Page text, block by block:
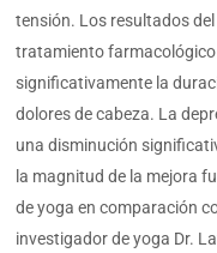
tensión. Los resultados
tratamiento
significativamente la
dolores de cabeza. La
una disminución
la magnitud de la mejora
de yoga en comparación
investigador de yoga Dr.